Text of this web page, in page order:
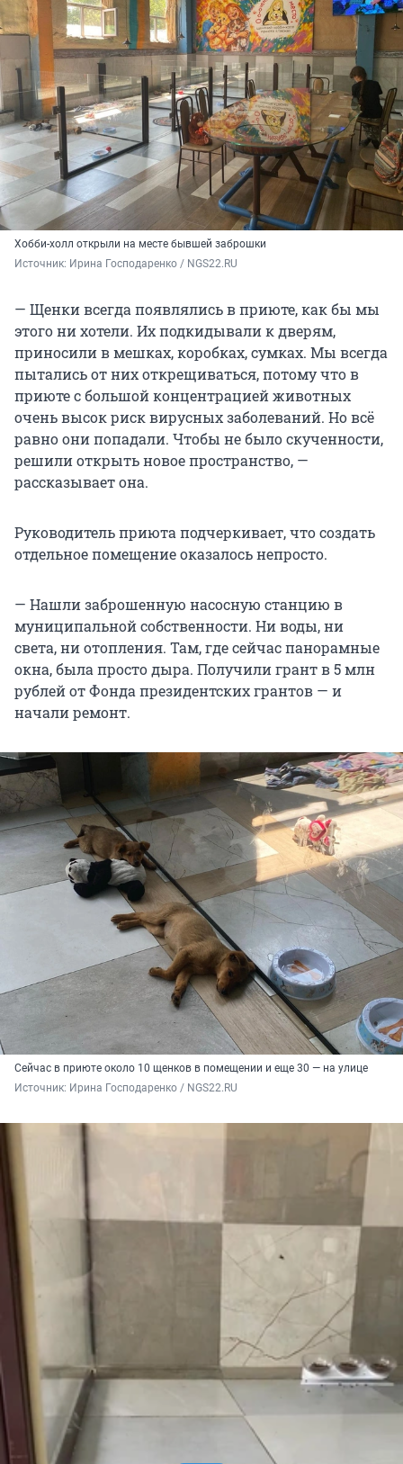
Хобби-холл открыли на месте бывшей заброшки
Источник: Ирина Господаренко / NGS22.RU
— Щенки всегда появлялись в приюте, как бы мы
этого ни хотели. Их подкидывали к дверям,
приносили в мешках, коробках, сумках. Мы всегда
пытались от них открещиваться, потому что в
приюте с большой концентрацией животных
очень высок риск вирусных заболеваний. Но всё
равно они попадали. Чтобы не было скученности,
решили открыть новое пространство, —
рассказывает она.
Руководитель приюта подчеркивает, что создать
отдельное помещение оказалось непросто.
— Нашли заброшенную насосную станцию в
муниципальной собственности. Ни воды, ни
света, ни отопления. Там, где сейчас панорамные
окна, была просто дыра. Получили грант в 5 млн
рублей от Фонда президентских грантов — и
начали ремонт.
Сейчас в приюте около 10 щенков в помещении и еще 30 — на улице
Источник: Ирина Господаренко / NGS22.RU